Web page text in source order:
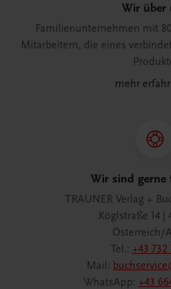
Wir über
Familienunternehmen mit
Mitarbeitern, die eines
mehr
Wir sind gerne
TRAUNER Verlag +
Köglstraße 14 |
Österreich/
Tel.: +43 732
Mail:
WhatsApp: +43